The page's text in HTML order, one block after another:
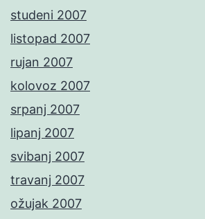
studeni 2007
listopad 2007
rujan 2007
kolovoz 2007
srpanj 2007
lipanj 2007
svibanj 2007
travanj 2007
ožujak 2007